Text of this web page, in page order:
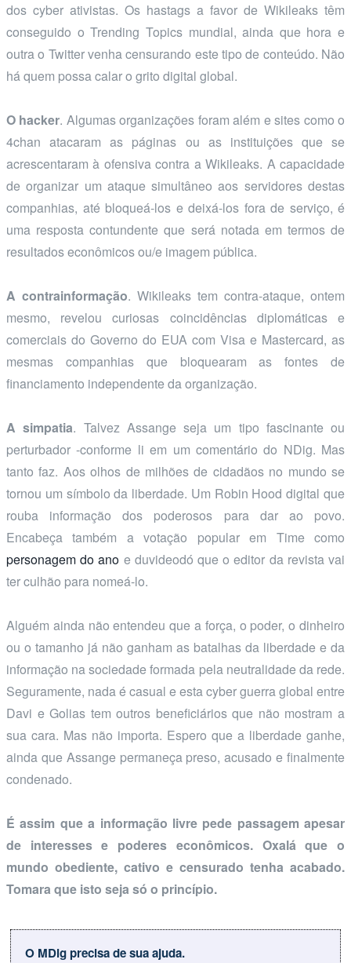
dos cyber ativistas. Os hastags a favor de Wikileaks têm
conseguido o Trending Topics mundial, ainda que hora e
outra o Twitter venha censurando este tipo de conteúdo. Não
há quem possa calar o grito digital global.
O hacker. Algumas organizações foram além e sites como o
4chan atacaram as páginas ou as instituições que se
acrescentaram à ofensiva contra a Wikileaks. A capacidade
de organizar um ataque simultâneo aos servidores destas
companhias, até bloqueá-los e deixá-los fora de serviço, é
uma resposta contundente que será notada em termos de
resultados econômicos ou/e imagem pública.
A contrainformação. Wikileaks tem contra-ataque, ontem
mesmo, revelou curiosas coincidências diplomáticas e
comerciais do Governo do EUA com Visa e Mastercard, as
mesmas companhias que bloquearam as fontes de
financiamento independente da organização.
A simpatia. Talvez Assange seja um tipo fascinante ou
perturbador -conforme li em um comentário do NDig. Mas
tanto faz. Aos olhos de milhões de cidadãos no mundo se
tornou um símbolo da liberdade. Um Robin Hood digital que
rouba informação dos poderosos para dar ao povo.
Encabeça também a votação popular em Time como
personagem do ano e duvideodó que o editor da revista vai
ter culhão para nomeá-lo.
Alguém ainda não entendeu que a força, o poder, o dinheiro
ou o tamanho já não ganham as batalhas da liberdade e da
informação na sociedade formada pela neutralidade da rede.
Seguramente, nada é casual e esta cyber guerra global entre
Davi e Golias tem outros beneficiários que não mostram a
sua cara. Mas não importa. Espero que a liberdade ganhe,
ainda que Assange permaneça preso, acusado e finalmente
condenado.
É assim que a informação livre pede passagem apesar
de interesses e poderes econômicos. Oxalá que o
mundo obediente, cativo e censurado tenha acabado.
Tomara que isto seja só o princípio.
O MDig precisa de sua ajuda.